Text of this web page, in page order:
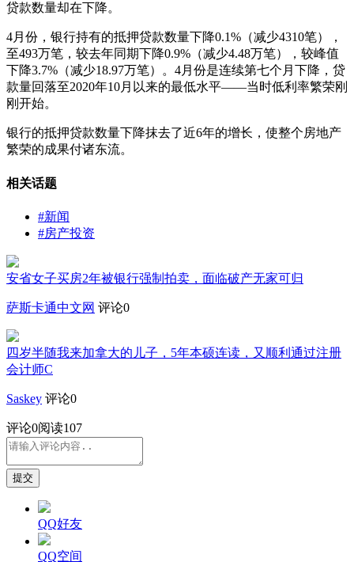
贷款数量却在下降。
4月份，银行持有的抵押贷款数量下降0.1%（减少4310笔），
至493万笔，较去年同期下降0.9%（减少4.48万笔），较峰值
下降3.7%（减少18.97万笔）。4月份是连续第七个月下降，贷
款量回落至2020年10月以来的最低水平——当时低利率繁荣刚
刚开始。
银行的抵押贷款数量下降抹去了近6年的增长，使整个房地产
繁荣的成果付诸东流。
相关话题
#新闻
#房产投资
安省女子买房2年被银行强制拍卖，面临破产无家可归
萨斯卡通中文网 评论0
四岁半随我来加拿大的儿子，5年本硕连读，又顺利通过注册
会计师C
Saskey 评论0
评论0阅读107
提交
QQ好友
QQ空间